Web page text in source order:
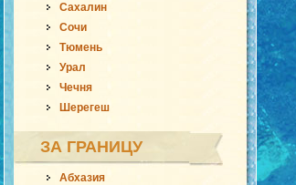
Сахалин
Сочи
Тюмень
Урал
Чечня
Шерегеш
ЗА ГРАНИЦУ
Абхазия